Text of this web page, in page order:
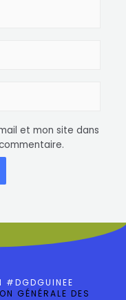
et mon site dans
#DGDGUINEE
GÉNÉRALE DES